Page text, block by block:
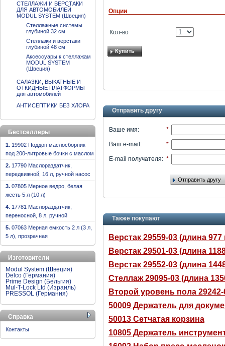
Опции
Кол-во
Купить
Отправить другу
Ваше имя: *
Ваш e-mail : *
E-mail получателя: *
Отправить другу
Также покупают
Верстак 29559-03 (длина
Верстак 29501-03 (длина
Верстак 29552-03 (длина
Стеллаж 29095-03 (длина
Второй уровень пола
50009 Держатель для
50013 Сетчатая корзина
10805 Держатель
СТЕЛЛАЖИ И ВЕРСТАКИ
ДЛЯ АВТОМОБИЛЕЙ
MODUL SYSTEM (Швеция)
Стеллажные системы
глубиной 32 см
Стеллажи и верстаки
глубиной 48 см
Аксессуары к стеллажам
MODUL SYSTEM
(Швеция)
САЛАЗКИ, ВЫКАТНЫЕ И
ОТКИДНЫЕ ПЛАТФОРМЫ
для автомобилей
АНТИСЕПТИКИ БЕЗ ХЛОРА
Бестселлеры
1. 19902 Поддон маслосборник
под 200-литровые бочки с маслом
2. 17790 Маслораздатчик,
передвижной, 16 л, ручной насос
3. 07805 Мерное ведро, белая
жесть 5 л (10 л)
4. 17781 Маслораздатчик,
переносной, 8 л, ручной
5. 07063 Мерная емкость 2 л (3 л,
5 л), прозрачная
Изготовители
Modul System (Швеция)
Delco (Германия)
Prime Design (Бельгия)
Mul-T-Lock Ltd (Израиль)
PRESSOL (Германия)
Справка
Контакты